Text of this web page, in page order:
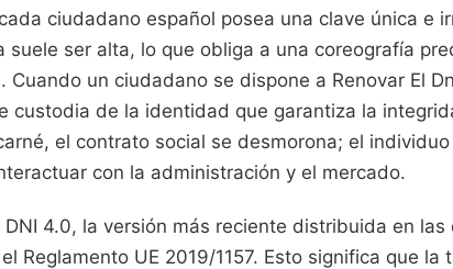
ciudadano español posea una clave única e
suele ser alta, lo que obliga a una coreografía
Cuando un ciudadano se dispone a Renovar El
custodia de la identidad que garantiza la
el contrato social se desmorona; el
con la administración y el mercado.
4.0, la versión más reciente distribuida en
Reglamento UE 2019/1157. Esto significa que